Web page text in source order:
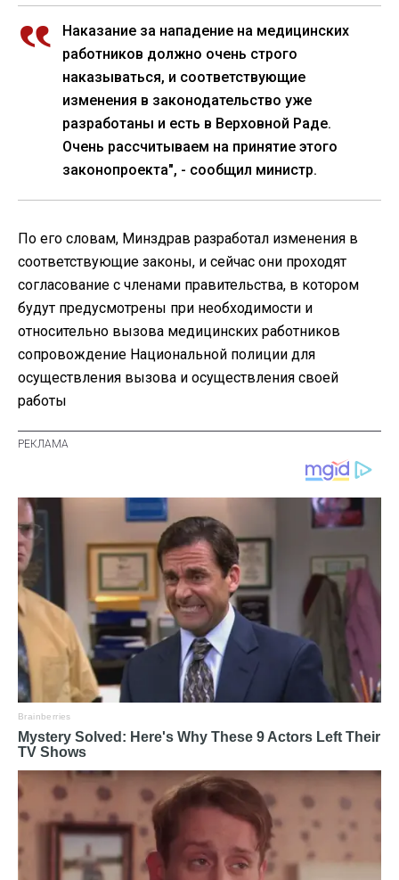
Наказание за нападение на медицинских
работников должно очень строго
наказываться, и соответствующие
изменения в законодательство уже
разработаны и есть в Верховной Раде.
Очень рассчитываем на принятие этого
законопроекта", - сообщил министр.
По его словам, Минздрав разработал изменения в
соответствующие законы, и сейчас они проходят
согласование с членами правительства, в котором
будут предусмотрены при необходимости и
относительно вызова медицинских работников
сопровождение Национальной полиции для
осуществления вызова и осуществления своей
работы